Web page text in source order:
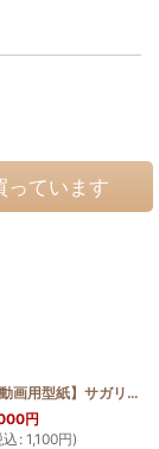
っています
【動画用型紙】サガリバナのファスナー付き長財布
円
込 : 1,100円)